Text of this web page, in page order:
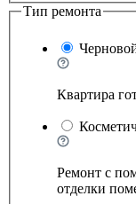
Тип ремонта
Квартира
Ремонт с
отделки